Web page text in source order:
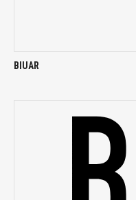
BIUAR